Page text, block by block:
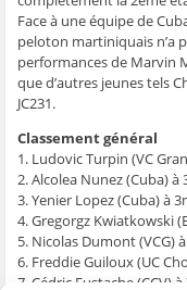
(
o
u
r
e
d
s
u
n
e
n
o
u
v
e
l
l
e
Face à une équipe de
peloton martiniquais n’a
performances de Marvin
que d’autres jeunes tels
JC231.
Classement général
1. Ludovic Turpin (VC
2. Alcolea Nunez (Cuba) à
3. Yenier Lopez (Cuba) à
4. Gregorgz Kwiatkowski
5. Nicolas Dumont (VCG)
6. Freddie Guiloux (UC
7. Cédric Eustache (CCV)